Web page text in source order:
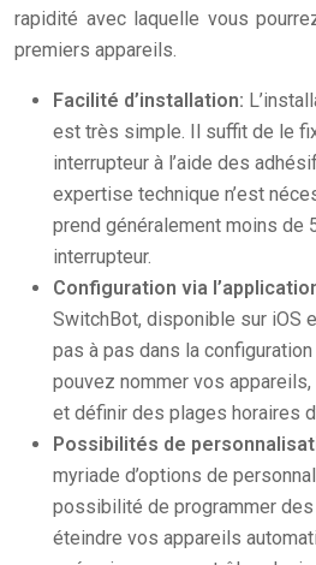
rapidité avec laquelle vous
premiers appareils.
Facilité d’installation:
est très simple. Il suffit de le
interrupteur à l’aide des
expertise technique n’est
prend généralement moins de
interrupteur.
Configuration via
SwitchBot, disponible sur iOS
pas à pas dans la
pouvez nommer vos
et définir des plages horaires
Possibilités de
myriade d’options de
possibilité de programmer
éteindre vos appareils